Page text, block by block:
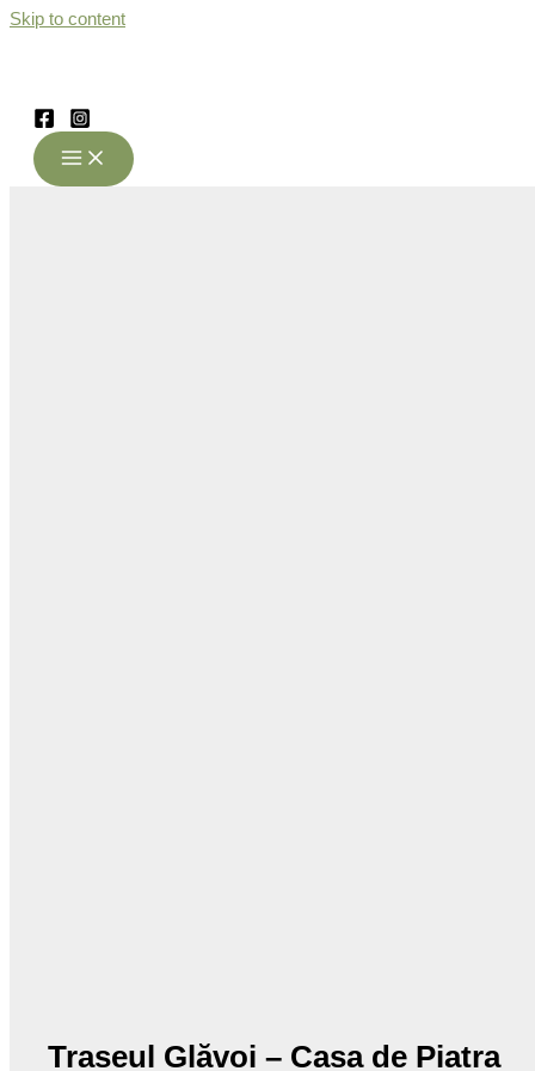
Skip to content
Traseul Glăvoi – Casa de Piatra